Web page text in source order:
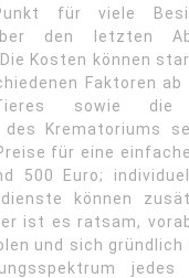
für viele
den letzten
Kosten können
Faktoren
sowie die
des Krematoriums
für eine
500 Euro;
können
ist es ratsam,
und sich
jedes